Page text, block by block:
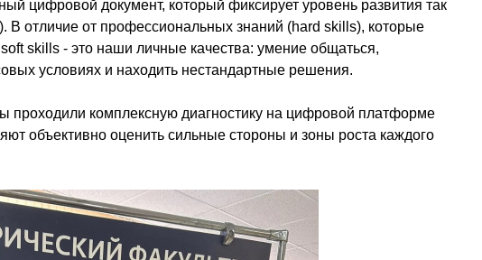
цифровой документ, который фиксирует уровень развития так
В отличие от профессиональных знаний (hard skills), которые
skills - это наши личные качества: умение общаться,
условиях и находить нестандартные решения.
проходили комплексную диагностику на цифровой платформе
объективно оценить сильные стороны и зоны роста каждого